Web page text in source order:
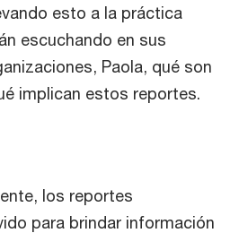
esto a la práctica
escuchando en sus
Paola, qué son
implican estos reportes.
los reportes
para brindar información